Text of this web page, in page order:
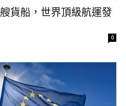
貨船，世界頂級航運發
0